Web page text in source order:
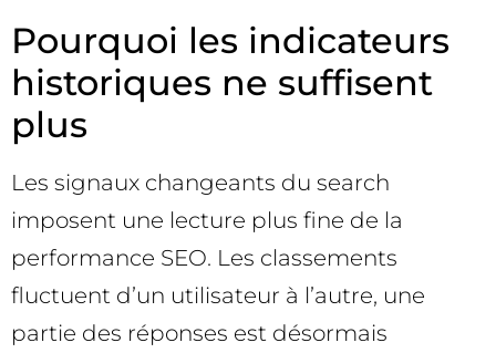
Pourquoi les indicateurs
historiques ne suffisent
plus
Les signaux changeants du search
imposent une lecture plus fine de la
performance SEO. Les classements
fluctuent d’un utilisateur à l’autre, une
partie des réponses est désormais